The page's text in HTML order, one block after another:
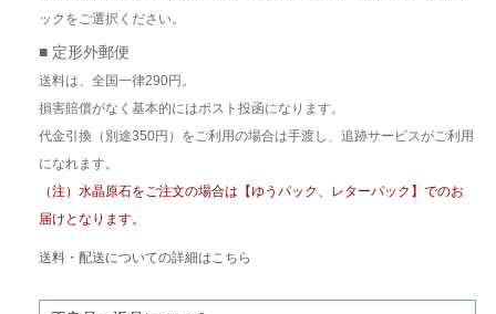
ックをご選択ください。
■ 定形外郵便
送料は、全国一律290円。
損害賠償がなく基本的にはポスト投函になります。
代金引換（別途350円）をご利用の場合は手渡し、追跡サービスがご利用
になれます。
（注）水晶原石をご注文の場合は【ゆうパック、レターパック】でのお
届けとなります。
送料・配送についての詳細はこちら